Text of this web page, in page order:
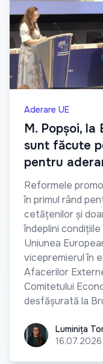
Aderare UE
M. Popșoi, la
sunt făcute
pentru
Reformele
în primul rând
cetățenilor și
îndeplini
Uniunea
vicepremierul în
Afacerilor
Comitetului
desfășurată la
Luminița Toma
Luminița
16.07.2026